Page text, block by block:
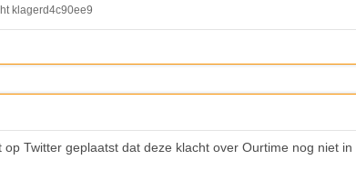
klagerd4c90ee9
Twitter geplaatst dat deze klacht over Ourtime nog niet in